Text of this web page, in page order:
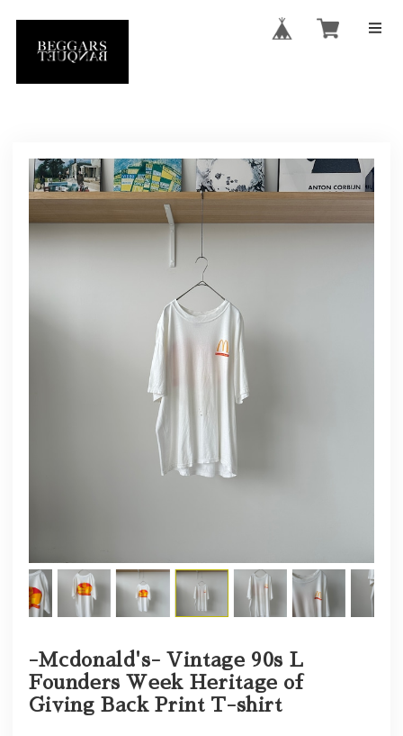
-Mcdonald's- Vintage 90s L
Founders Week Heritage of
Giving Back Print T-shirt